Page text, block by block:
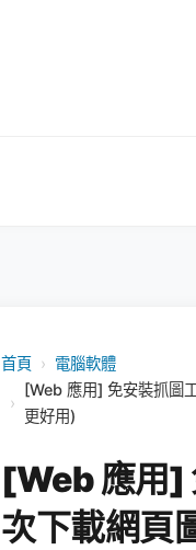
首頁 › 電腦軟體
›
[Web 應用] 免安裝抓
更好用)
[Web 應用]
次下載網頁